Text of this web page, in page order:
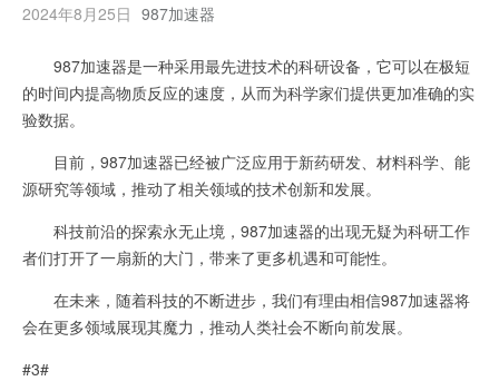
2024年8月25日 987加速器
987加速器是一种采用最先进技术的科研设备，它可以在极短
的时间内提高物质反应的速度，从而为科学家们提供更加准确的实
验数据。
目前，987加速器已经被广泛应用于新药研发、材料科学、能
源研究等领域，推动了相关领域的技术创新和发展。
科技前沿的探索永无止境，987加速器的出现无疑为科研工作
者们打开了一扇新的大门，带来了更多机遇和可能性。
在未来，随着科技的不断进步，我们有理由相信987加速器将
会在更多领域展现其魔力，推动人类社会不断向前发展。
#3#